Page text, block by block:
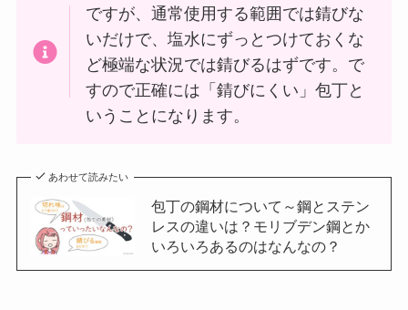
ですが、通常使用する範囲では錆びな
いだけで、塩水にずっとつけておくな
ど極端な状況では錆びるはずです。で
すので正確には「錆びにくい」包丁と
いうことになります。
あわせて読みたい
包丁の鋼材について～鋼とステン
レスの違いは？モリブデン鋼とか
いろいろあるのはなんなの？